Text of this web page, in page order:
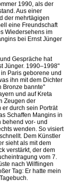
1990, als der
Aus einer
der mehrtägigen
eine Freundschaft
Wiedersehens im
bei Ernst Jünger
Gespräche hat
Jünger. 1990–1998"
Paris geborene und
ihn mit dem Dichter
Bronze bannte"
und auf Kreta
Zeugen der
durch sein Porträt
Schaffen Mangins in
behend vor- und
wenden. So visiert
Dem Künstler
sieht als mit dem
verstärkt, der dem
vom 7.
nach Wilflingen
Tag: Er hatte mein